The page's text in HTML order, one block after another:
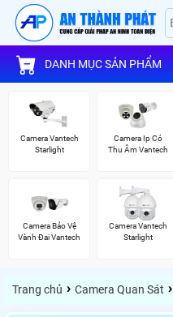
DANH MỤC SẢN PHẨM
Camera Vantech
Starlight
Camera Ip Có
Thu Âm Vantech
Camera Bảo Vệ
Vành Đai Vantech
Camera Vantech
Starlight
Trang chủ › Camera Quan Sát ›